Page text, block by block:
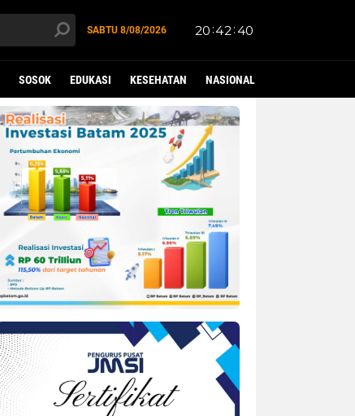
SABTU 8/08/2026
SOSOK EDUKASI KESEHATAN NASIONAL